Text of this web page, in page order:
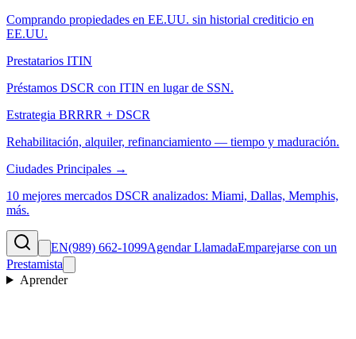
Comprando propiedades en EE.UU. sin historial crediticio en
EE.UU.
Prestatarios ITIN
Préstamos DSCR con ITIN en lugar de SSN.
Estrategia BRRRR + DSCR
Rehabilitación, alquiler, refinanciamiento — tiempo y maduración.
Ciudades Principales →
10 mejores mercados DSCR analizados: Miami, Dallas, Memphis,
más.
EN(989) 662-1099Agendar LlamadaEmparejarse con un
Prestamista
Aprender